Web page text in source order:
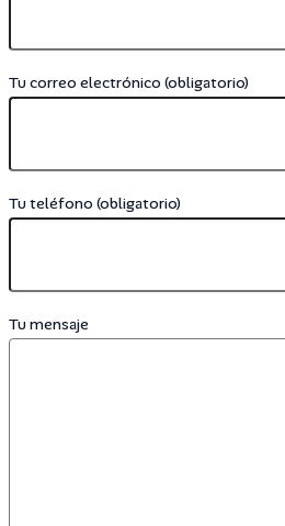
Tu correo electrónico (obligatorio)
Tu teléfono (obligatorio)
Tu mensaje